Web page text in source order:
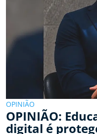
OPINIÃO
OPINIÃO:
digital é